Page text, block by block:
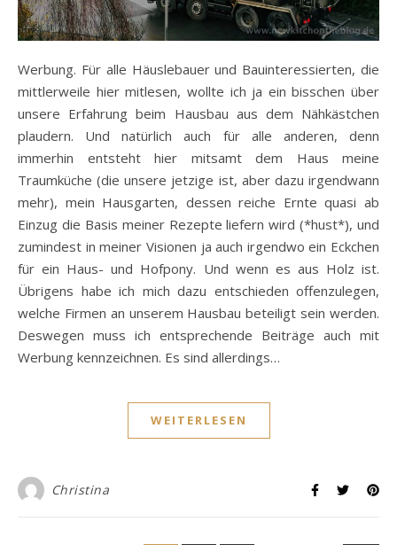
Werbung. Für alle Häuslebauer und Bauinteressierten, die
mittlerweile hier mitlesen, wollte ich ja ein bisschen über
unsere Erfahrung beim Hausbau aus dem Nähkästchen
plaudern. Und natürlich auch für alle anderen, denn
immerhin entsteht hier mitsamt dem Haus meine
Traumküche (die unsere jetzige ist, aber dazu irgendwann
mehr), mein Hausgarten, dessen reiche Ernte quasi ab
Einzug die Basis meiner Rezepte liefern wird (*hust*), und
zumindest in meiner Visionen ja auch irgendwo ein Eckchen
für ein Haus- und Hofpony. Und wenn es aus Holz ist.
Übrigens habe ich mich dazu entschieden offenzulegen,
welche Firmen an unserem Hausbau beteiligt sein werden.
Deswegen muss ich entsprechende Beiträge auch mit
Werbung kennzeichnen. Es sind allerdings…
WEITERLESEN
Christina